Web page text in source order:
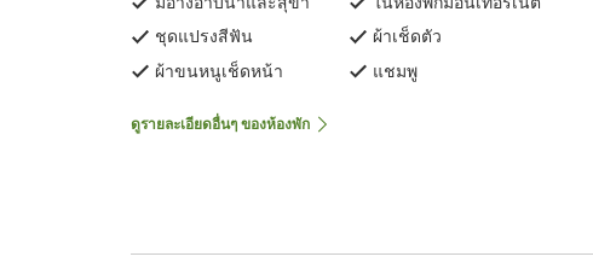
ชุดแปรงสีฟัน
ผ้าเช็ดตัว
ผ้าขนหนูเช็ดหน้า
แชมพู
ดูรายละเอียดอื่นๆ ของห้องพัก